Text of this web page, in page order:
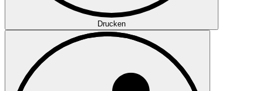
Drucken